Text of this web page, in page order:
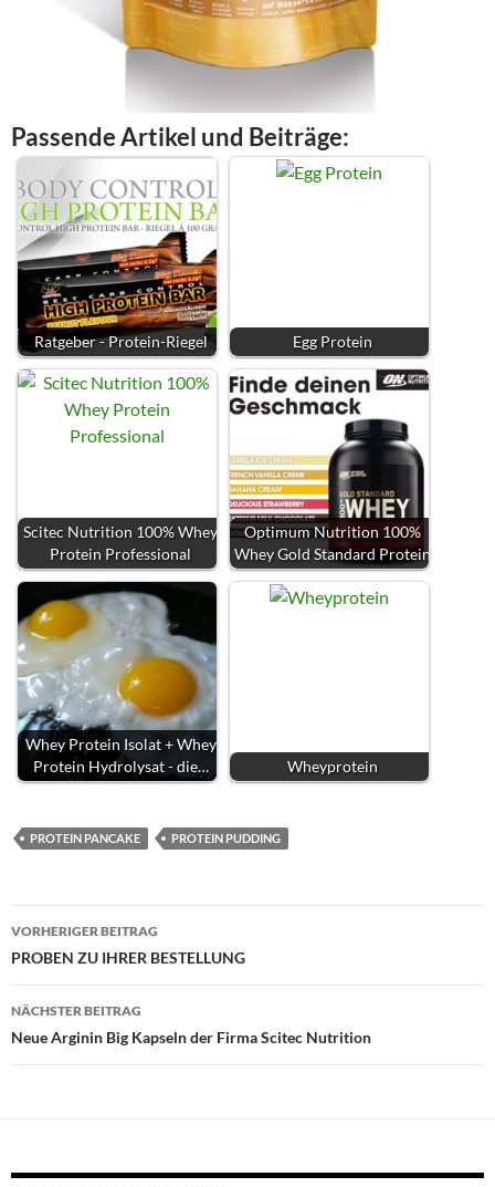
Passende Artikel und Beiträge:
Ratgeber - Protein-Riegel Egg Protein
Scitec Nutrition 100% Whey
Protein Professional
Optimum Nutrition 100%
Whey Gold Standard Protein
Whey Protein Isolat + Whey
Protein Hydrolysat - die…
Wheyprotein
PROTEIN PANCAKE PROTEIN PUDDING
Beitragsnavigation
VORHERIGER BEITRAG
PROBEN ZU IHRER BESTELLUNG
NÄCHSTER BEITRAG
Neue Arginin Big Kapseln der Firma Scitec Nutrition